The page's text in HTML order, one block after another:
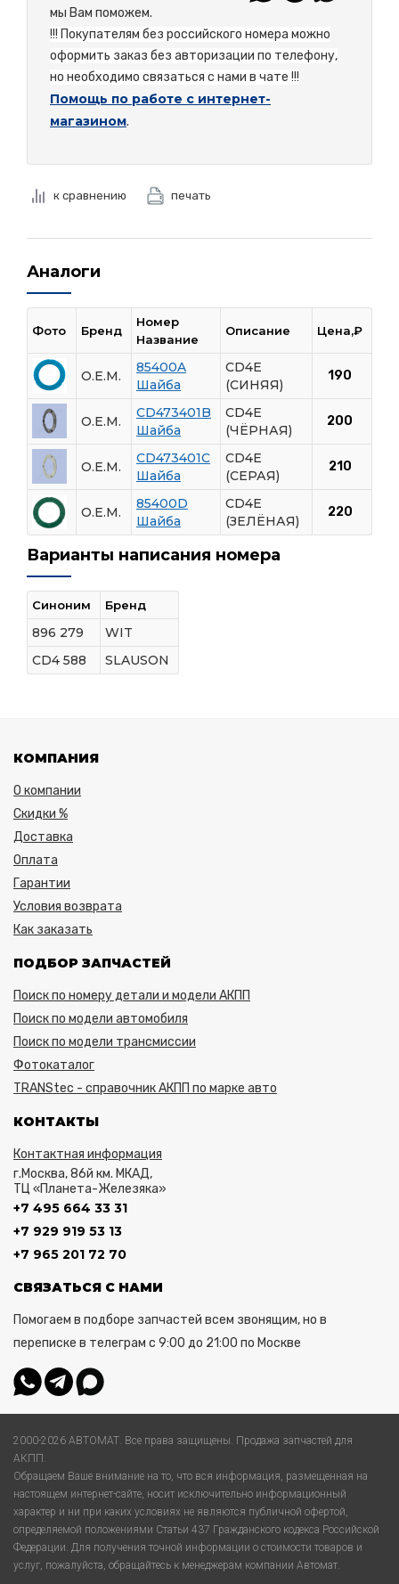
мы Вам поможем.
!!! Покупателям без российского номера можно
оформить заказ без авторизации по телефону,
но необходимо связаться с нами в чате !!!
Помощь по работе с интернет-
магазином.
к сравнению печать
Аналоги
Фото Бренд
Номер
Название
Описание Цена,₽
O.E.M.
85400A
Шайба
CD4E
(СИНЯЯ)
190
O.E.M.
CD473401B
Шайба
CD4E
(ЧЁРНАЯ)
200
O.E.M.
CD473401C
Шайба
CD4E
(СЕРАЯ)
210
O.E.M.
85400D
Шайба
CD4E
(ЗЕЛЁНАЯ)
220
Варианты написания номера
Синоним Бренд
896 279
WIT
CD4 588
SLAUSON
КОМПАНИЯ
О компании
Скидки %
Доставка
Оплата
Гарантии
Условия возврата
Как заказать
ПОДБОР ЗАПЧАСТЕЙ
Поиск по номеру детали и модели АКПП
Поиск по модели автомобиля
Поиск по модели трансмиссии
Фотокаталог
TRANStec - справочник АКПП по марке авто
КОНТАКТЫ
Контактная информация
г.Москва, 86й км. МКАД,
ТЦ «Планета-Железяка»
+7 495 664 33 31
+7 929 919 53 13
+7 965 201 72 70
СВЯЗАТЬСЯ С НАМИ
Помогаем в подборе запчастей всем звонящим, но в
переписке в телеграм с 9:00 до 21:00 по Москве
2000-2026 АВТОМАТ. Все права защищены. Продажа запчастей для
АКПП.
Обращаем Ваше внимание на то, что вся информация, размещенная на
настоящем интернет-сайте, носит исключительно информационный
характер и ни при каких условиях не являются публичной офертой,
определяемой положениями Статьи 437 Гражданского кодекса Российской
Федерации. Для получения точной информации о стоимости товаров и
услуг, пожалуйста, обращайтесь к менеджерам компании Автомат.